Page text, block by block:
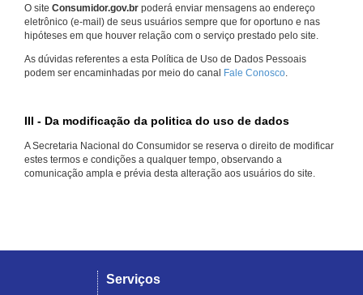
O site Consumidor.gov.br poderá enviar mensagens ao endereço
eletrônico (e-mail) de seus usuários sempre que for oportuno e nas
hipóteses em que houver relação com o serviço prestado pelo site.
As dúvidas referentes a esta Política de Uso de Dados Pessoais
podem ser encaminhadas por meio do canal Fale Conosco.
III - Da modificação da politica do uso de dados
A Secretaria Nacional do Consumidor se reserva o direito de modificar
estes termos e condições a qualquer tempo, observando a
comunicação ampla e prévia desta alteração aos usuários do site.
Serviços